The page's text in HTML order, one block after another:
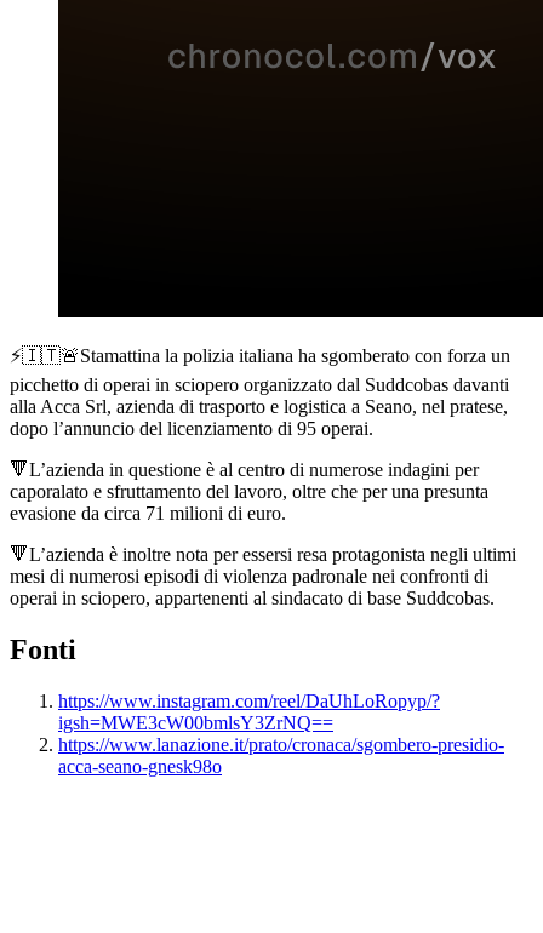
⚡️🇮🇹🚨Stamattina la polizia italiana ha sgomberato con forza un
picchetto di operai in sciopero organizzato dal Suddcobas davanti
alla Acca Srl, azienda di trasporto e logistica a Seano, nel pratese,
dopo l’annuncio del licenziamento di 95 operai.
🔻L’azienda in questione è al centro di numerose indagini per
caporalato e sfruttamento del lavoro, oltre che per una presunta
evasione da circa 71 milioni di euro.
🔻L’azienda è inoltre nota per essersi resa protagonista negli ultimi
mesi di numerosi episodi di violenza padronale nei confronti di
operai in sciopero, appartenenti al sindacato di base Suddcobas.
Fonti
https://www.instagram.com/reel/DaUhLoRopyp/?
igsh=MWE3cW00bmlsY3ZrNQ==
https://www.lanazione.it/prato/cronaca/sgombero-presidio-
acca-seano-gnesk98o